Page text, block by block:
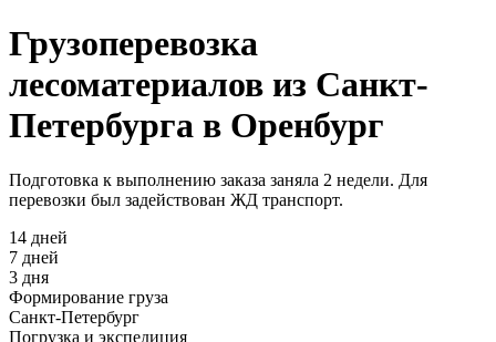
Грузоперевозка
лесоматериалов из Санкт-
Петербурга в Оренбург
Подготовка к выполнению заказа заняла 2 недели. Для
перевозки был задействован ЖД транспорт.
14 дней
7 дней
3 дня
Формирование груза
Санкт-Петербург
Погрузка и экспедиция